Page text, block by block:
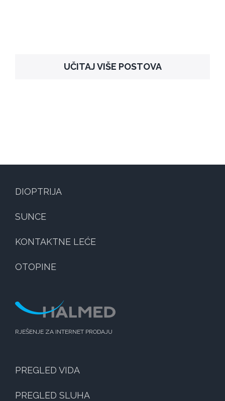
UČITAJ VIŠE POSTOVA
DIOPTRIJA
SUNCE
KONTAKTNE LEĆE
OTOPINE
RJEŠENJE ZA INTERNET PRODAJU
PREGLED VIDA
PREGLED SLUHA